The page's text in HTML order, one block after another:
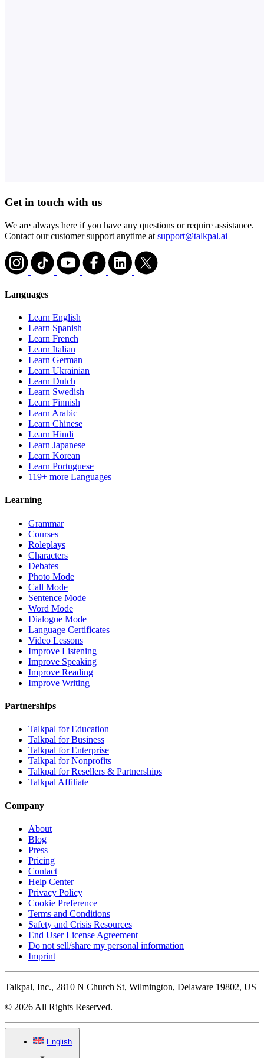
Get in touch with us
We are always here if you have any questions or require assistance.
Contact our customer support anytime at support@talkpal.ai
Languages
Learn English
Learn Spanish
Learn French
Learn Italian
Learn German
Learn Ukrainian
Learn Dutch
Learn Swedish
Learn Finnish
Learn Arabic
Learn Chinese
Learn Hindi
Learn Japanese
Learn Korean
Learn Portuguese
119+ more Languages
Learning
Grammar
Courses
Roleplays
Characters
Debates
Photo Mode
Call Mode
Sentence Mode
Word Mode
Dialogue Mode
Language Certificates
Video Lessons
Improve Listening
Improve Speaking
Improve Reading
Improve Writing
Partnerships
Talkpal for Education
Talkpal for Business
Talkpal for Enterprise
Talkpal for Nonprofits
Talkpal for Resellers & Partnerships
Talkpal Affiliate
Company
About
Blog
Press
Pricing
Contact
Help Center
Privacy Policy
Cookie Preference
Terms and Conditions
Safety and Crisis Resources
End User License Agreement
Do not sell/share my personal information
Imprint
Talkpal, Inc., 2810 N Church St, Wilmington, Delaware 19802, US
© 2026 All Rights Reserved.
English